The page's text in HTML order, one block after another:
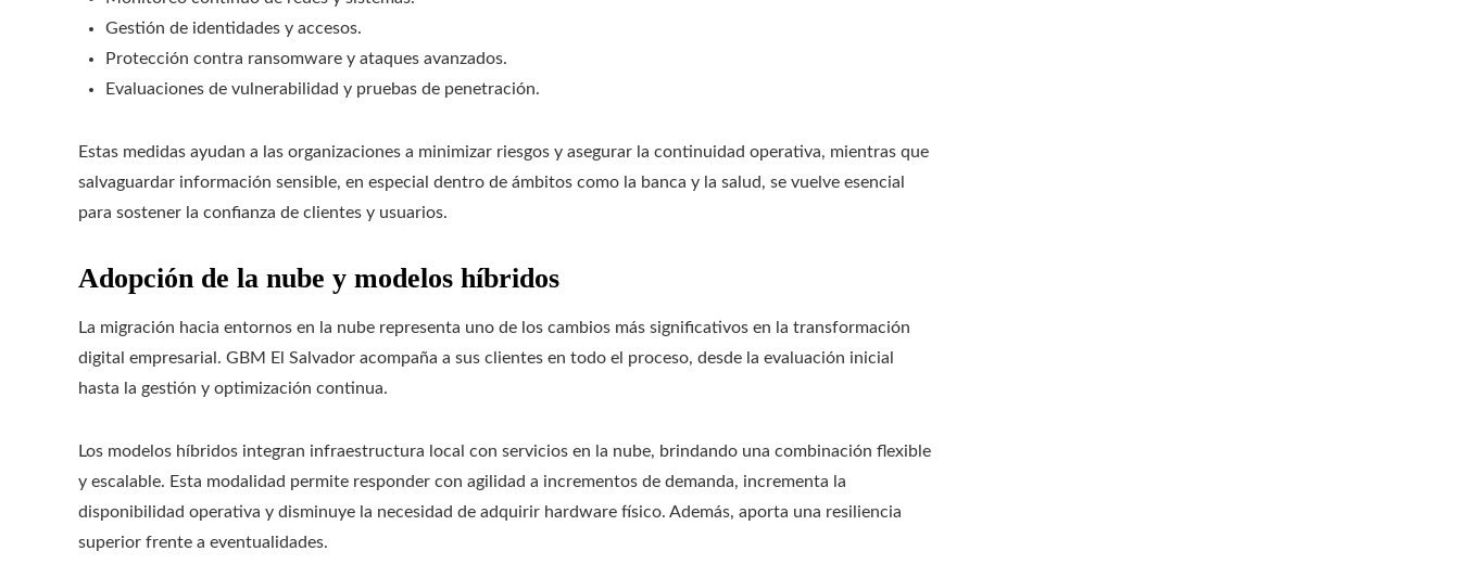
Gestión de identidades y accesos.
Protección contra ransomware y ataques avanzados.
Evaluaciones de vulnerabilidad y pruebas de penetración.
Estas medidas ayudan a las organizaciones a minimizar riesgos y asegurar la continuidad operativa, mientras que
salvaguardar información sensible, en especial dentro de ámbitos como la banca y la salud, se vuelve esencial
para sostener la confianza de clientes y usuarios.
Adopción de la nube y modelos híbridos
La migración hacia entornos en la nube representa uno de los cambios más significativos en la transformación
digital empresarial. GBM El Salvador acompaña a sus clientes en todo el proceso, desde la evaluación inicial
hasta la gestión y optimización continua.
Los modelos híbridos integran infraestructura local con servicios en la nube, brindando una combinación flexible
y escalable. Esta modalidad permite responder con agilidad a incrementos de demanda, incrementa la
disponibilidad operativa y disminuye la necesidad de adquirir hardware físico. Además, aporta una resiliencia
superior frente a eventualidades.